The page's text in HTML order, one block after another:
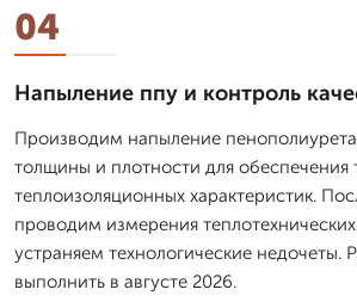
04
Напыление ппу и контроль
Производим напыление
толщины и плотности для обеспечения
теплоизоляционных характеристик.
проводим измерения
устраняем технологические недочеты.
выполнить в августе 2026.